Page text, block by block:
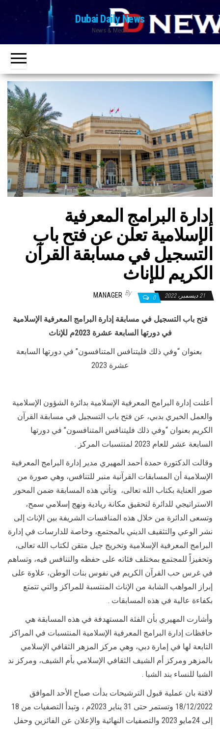
to
the
content
Dubai Daily News
News & Media
إدارة البرامج المعرفية
الإسلامية تعلن عن فتح باب
التسجيل في مسابقة القرآن
الكريم للإناث
21 ديسمبر، 2022 0
By
MANAGER
فتح باب التسجيل في مسابقة إدارة البرامج المعرفية الإسلامية
في دورتها السابعة عشرة 2023م للإناث
بعنوان “وفي ذلك فليتنافس المتنافسون” في دورتها السابعة
عشرة 2023
أعلنت إدارة البرامج المعرفية الإسلامية بدائرة الشؤون الإسلامية
والعمل الخيري بدبي، عن فتح باب التسجيل في مسابقة القرآن
الكريم بعنوان “وفي ذلك فليتنافس المتنافسون” في دورتها
السابعة عشر للعام 2023 لمنتسبات المركز .
وقالت الدكتورة حمدة أحمد المهيري مدير إدارة البرامج المعرفية
الإسلامية أن المسابقات القرآنية منبر للتنافس، وهي صورة من
صور العناية بكتاب الله تعالى، وتأتي هذه المسابقة ضمن المحور
الاستراتيجي للدائرة لتحقيق مكانة ريادية ونهج إسلامي سمح،
وتسعى الدائرة من خلال هذه المنافسات الشريفة بين الإناث إلى
نشر الوعي والتثقيف الديني بالمجتمع، وخاصة للدارسات في إدارة
البرامج المعرفية الإسلامية وتخريج جيل متقن لكتاب الله تعالى،
وتحفيزاً للمجتمع بمختلف فئاته على حفظه والتنافس فيه، وتساهم
في غرس حب القرآن الكريم في نفوس بنات الوطن، علاوة على
إبراز المواهب الشابة من الإناث المنتسبة للمراكز والتي تتمتع
بكفاءة عالية في هذه المسابقات .
وأشارت المهيري بأن الفئة المستهدفة في هذه المسابقة هي
حافظات إدارة البرامج المعرفية الإسلامية المنتسبات في المراكز
التابعة لها في إمارة دبي، وهي مركز المزهر الثقافي الإسلامي
بالمزهر ومركز أم الشيف الثقافي الإسلامي بأم الشيف، ومركز ند
الشبا للنساء بند الشبا .
لافتة بان عملية قبول الترشيحات بدأت صباح الأحد الموافق
18/12/2022 وتستمر حتى 31 يناير 2023م ، وتبدأ التصفيات من 18
إلى 24مايو 2023 والتصفيات النهائية والإعلان عن الفائزين وحفل